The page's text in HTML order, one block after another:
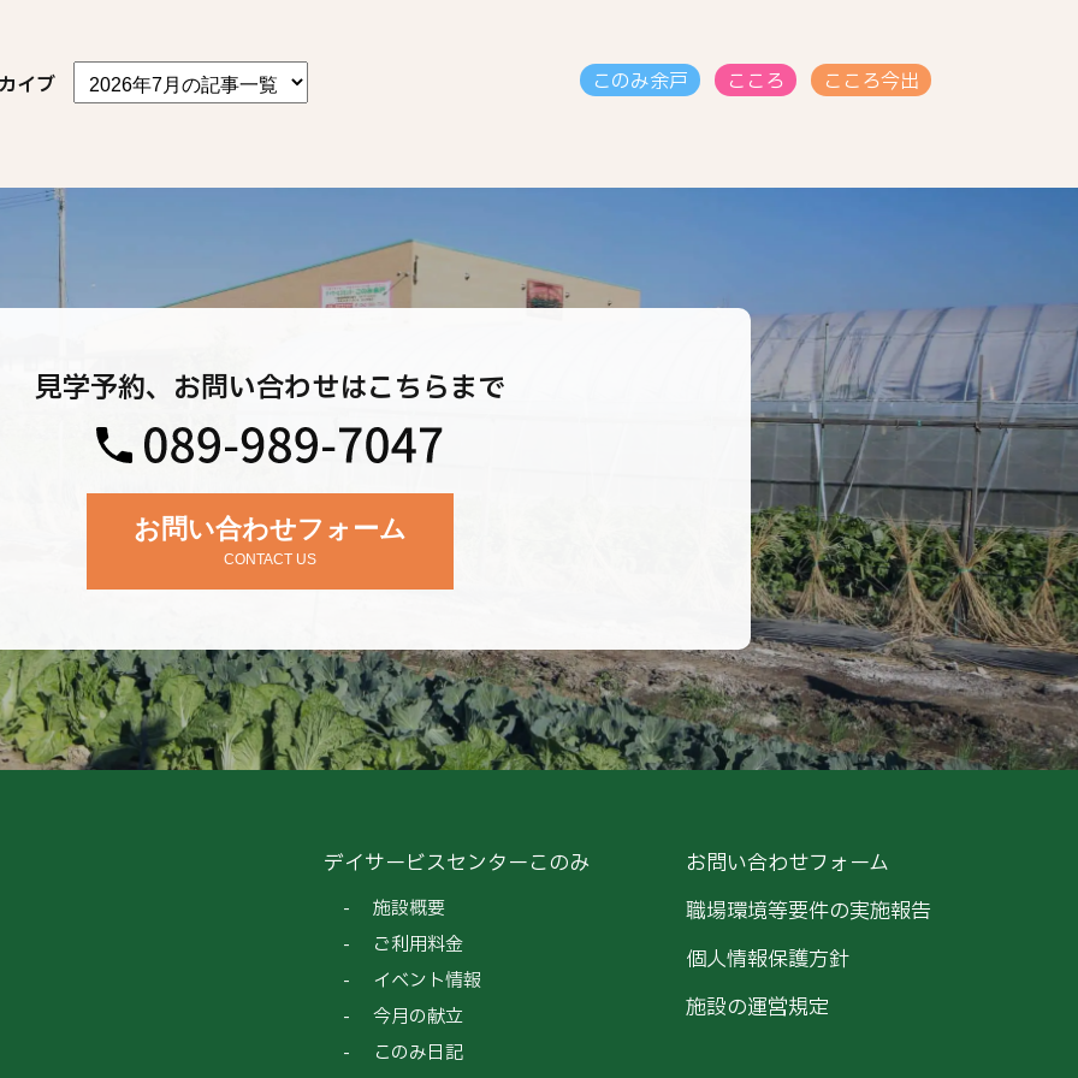
イブ このみ余戸 こころ こころ今出
見学予約、お問い合わせはこちらまで
お問い合わせフォーム
CONTACT US
デイサービスセンターこのみ
施設概要
ご利用料金
イベント情報
今月の献立
このみ日記
お問い合わせフォーム
職場環境等要件の実施報告
個人情報保護方針
施設の運営規定